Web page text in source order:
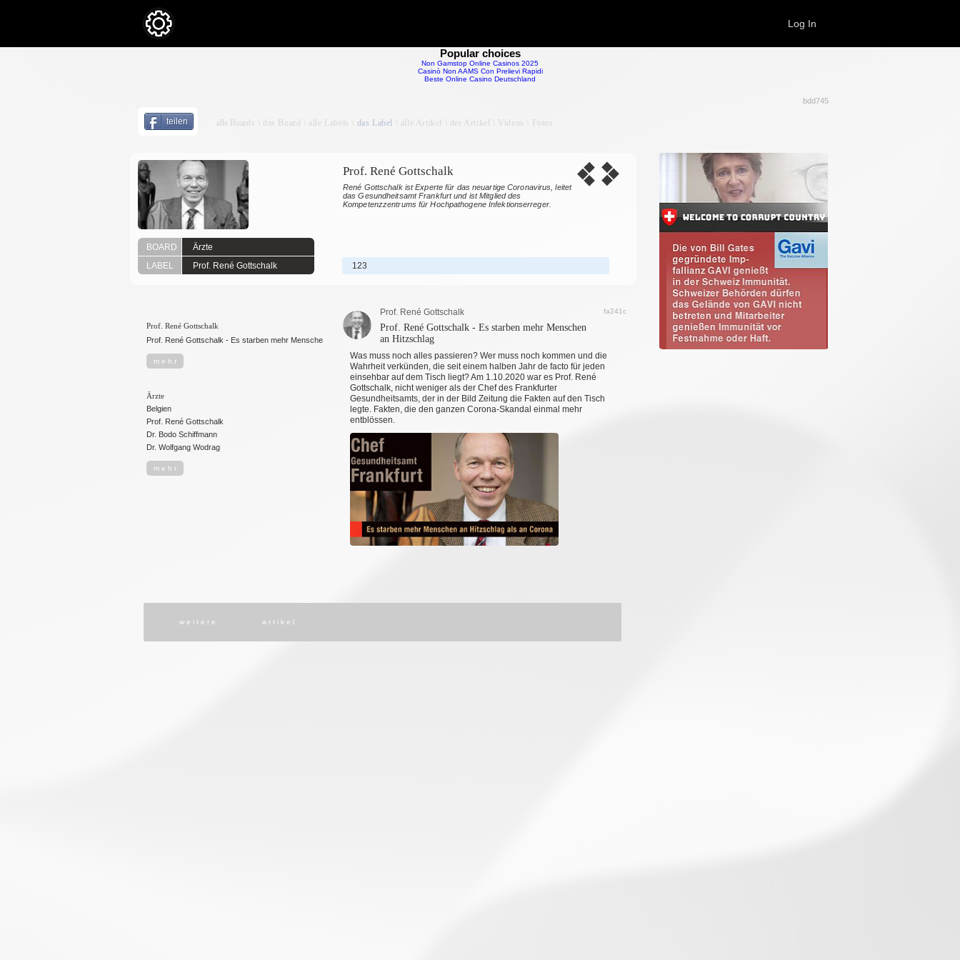
Log In
bdd745
teilen alle Boards \ das Board \ alle Labels \ das Label \ alle Artikel \ der Artikel \ Videos \ Fotos
BOARD
Ärzte
LABEL
Prof. René Gottschalk
Prof. René Gottschalk
René Gottschalk ist Experte für das neuartige Coronavirus, leitet
das Gesundheitsamt Frankfurt und ist Mitglied des
Kompetenzzentrums für Hochpathogene Infektionserreger.
123
Prof. René Gottschalk
Prof. René Gottschalk - Es starben mehr Menschen an Hitzschlag
m e h r
Ärzte
Belgien
Prof. René Gottschalk
Dr. Bodo Schiffmann
Dr. Wolfgang Wodrag
m e h r
Prof. René Gottschalk
Prof. René Gottschalk - Es starben mehr Menschen
an Hitzschlag
Was muss noch alles passieren? Wer muss noch kommen und die
Wahrheit verkünden, die seit einem halben Jahr de facto für jeden
einsehbar auf dem Tisch liegt? Am 1.10.2020 war es Prof. René
Gottschalk, nicht weniger als der Chef des Frankfurter
Gesundheitsamts, der in der Bild Zeitung die Fakten auf den Tisch
legte. Fakten, die den ganzen Corona-Skandal einmal mehr
entblössen.
fa241c
w e i t e r e a r t i k e l
Popular choices
Non Gamstop Online Casinos 2025
Casinò Non AAMS Con Prelievi Rapidi
Beste Online Casino Deutschland